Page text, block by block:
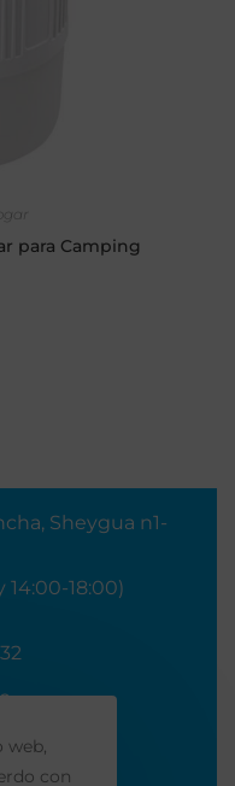
para Camping
Sheygua n1-
14:00-18:00)
web,
con